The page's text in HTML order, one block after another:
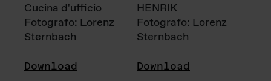
Cucina d'ufficio
Fotografo: Lorenz
Sternbach
Download
HENRIK
Fotografo: Lorenz
Sternbach
Download